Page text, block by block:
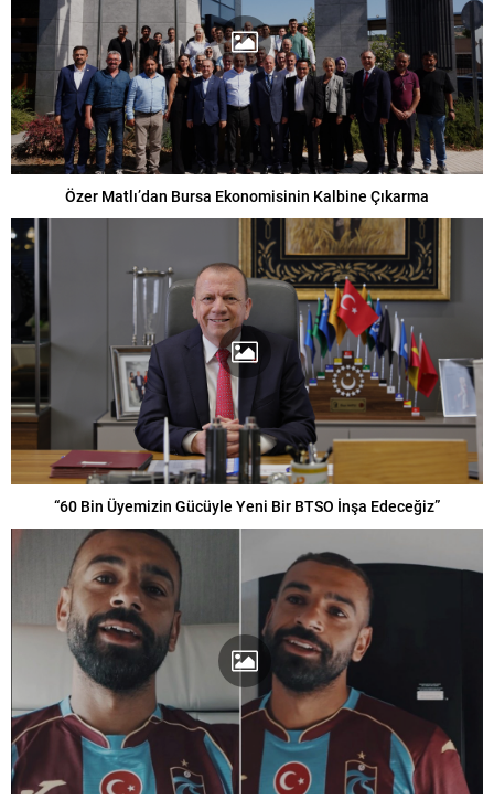
Özer Matlı’dan Bursa Ekonomisinin Kalbine Çıkarma
“60 Bin Üyemizin Gücüyle Yeni Bir BTSO İnşa Edeceğiz”